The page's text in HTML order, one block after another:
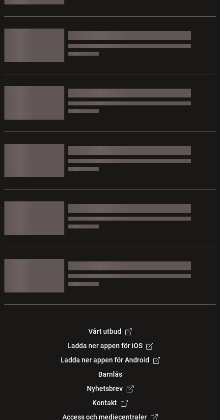
Vårt utbud
Ladda ner appen för iOS
Ladda ner appen för Android
Barnlås
Nyhetsbrev
Kontakt
Access och mediecentraler